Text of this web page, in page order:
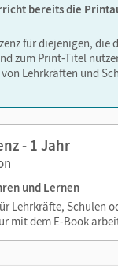
Bestandteile
damit Sie und
darauf zugreifen
und Lernen
Medienwechsel!
Unterstützung zu
allen drei
Lesen
bereits die
für diejenigen, die
zum Print-Titel
Lehrkräften und
- 1 Jahr
und Lernen
Lehrkräfte, Schulen
mit dem E-Book